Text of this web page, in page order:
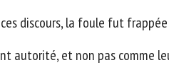
discours, la foule fut
autorité, et non pas comme